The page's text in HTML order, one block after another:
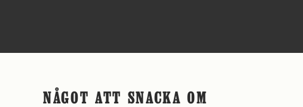
NÅGOT ATT SNACKA OM